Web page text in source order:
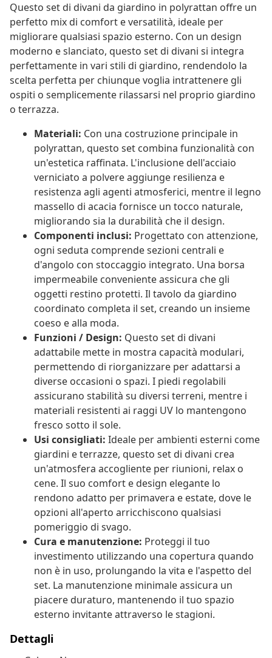
Questo set di divani da giardino in polyrattan offre un
perfetto mix di comfort e versatilità, ideale per
migliorare qualsiasi spazio esterno. Con un design
moderno e slanciato, questo set di divani si integra
perfettamente in vari stili di giardino, rendendolo la
scelta perfetta per chiunque voglia intrattenere gli
ospiti o semplicemente rilassarsi nel proprio giardino
o terrazza.
Materiali: Con una costruzione principale in
polyrattan, questo set combina funzionalità con
un'estetica raffinata. L'inclusione dell'acciaio
verniciato a polvere aggiunge resilienza e
resistenza agli agenti atmosferici, mentre il legno
massello di acacia fornisce un tocco naturale,
migliorando sia la durabilità che il design.
Componenti inclusi: Progettato con attenzione,
ogni seduta comprende sezioni centrali e
d'angolo con stoccaggio integrato. Una borsa
impermeabile conveniente assicura che gli
oggetti restino protetti. Il tavolo da giardino
coordinato completa il set, creando un insieme
coeso e alla moda.
Funzioni / Design: Questo set di divani
adattabile mette in mostra capacità modulari,
permettendo di riorganizzare per adattarsi a
diverse occasioni o spazi. I piedi regolabili
assicurano stabilità su diversi terreni, mentre i
materiali resistenti ai raggi UV lo mantengono
fresco sotto il sole.
Usi consigliati: Ideale per ambienti esterni come
giardini e terrazze, questo set di divani crea
un'atmosfera accogliente per riunioni, relax o
cene. Il suo comfort e design elegante lo
rendono adatto per primavera e estate, dove le
opzioni all'aperto arricchiscono qualsiasi
pomeriggio di svago.
Cura e manutenzione: Proteggi il tuo
investimento utilizzando una copertura quando
non è in uso, prolungando la vita e l'aspetto del
set. La manutenzione minimale assicura un
piacere duraturo, mantenendo il tuo spazio
esterno invitante attraverso le stagioni.
Dettagli